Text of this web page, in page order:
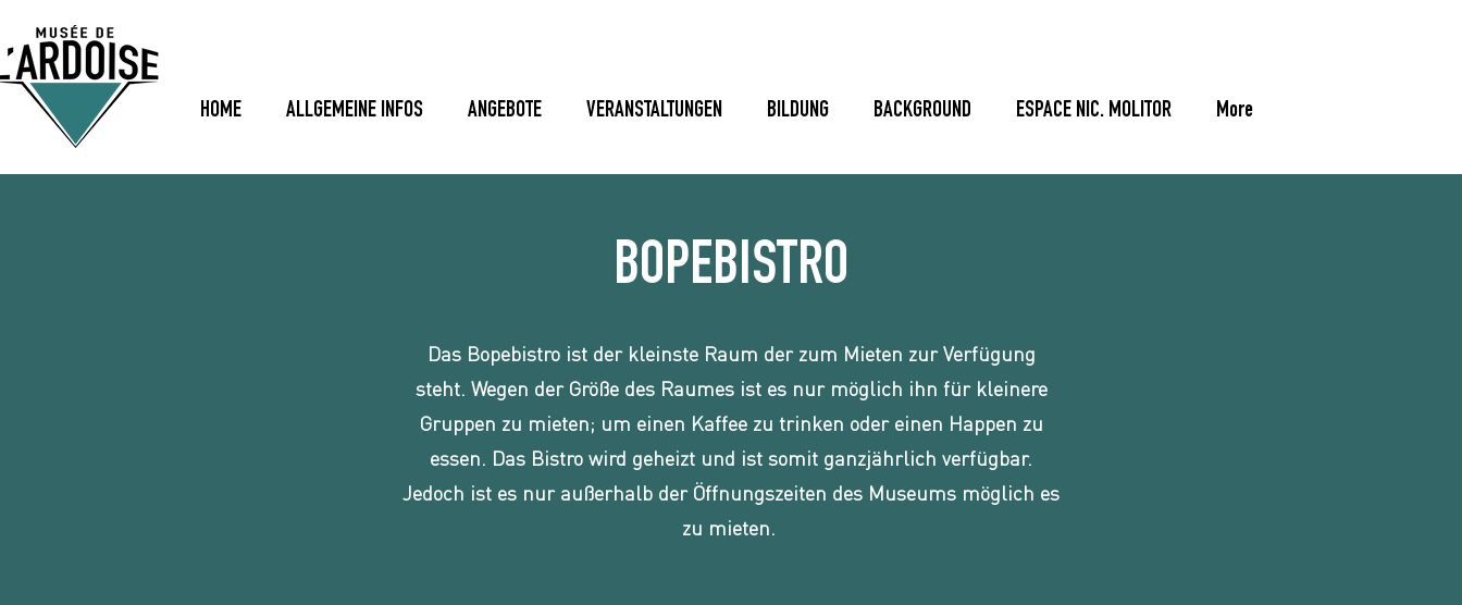
HOME ALLGEMEINE INFOS ANGEBOTE VERANSTALTUNGEN BILDUNG BACKGROUND ESPACE NIC. MOLITOR More
BOPEBISTRO
Das Bopebistro ist der kleinste Raum der zum Mieten zur Verfügung
steht. Wegen der Größe des Raumes ist es nur möglich ihn für kleinere
Gruppen zu mieten; um einen Kaffee zu trinken oder einen Happen zu
essen. Das Bistro wird geheizt und ist somit ganzjährlich verfügbar.
Jedoch ist es nur außerhalb der Öffnungszeiten des Museums möglich es
zu mieten.